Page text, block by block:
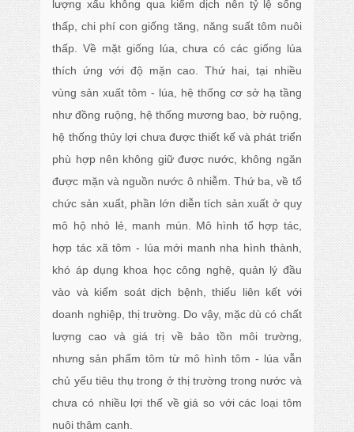
lượng xấu không qua kiểm dịch nên tỷ lệ sống
thấp, chi phí con giống tăng, năng suất tôm nuôi
thấp. Về mặt giống lúa, chưa có các giống lúa
thích ứng với độ mặn cao. Thứ hai, tại nhiều
vùng sản xuất tôm - lúa, hệ thống cơ sở hạ tầng
như đồng ruộng, hệ thống mương bao, bờ ruộng,
hệ thống thủy lợi chưa được thiết kế và phát triển
phù hợp nên không giữ được nước, không ngăn
được mặn và nguồn nước ô nhiễm. Thứ ba, về tổ
chức sản xuất, phần lớn diễn tích sản xuất ở quy
mô hộ nhỏ lẻ, manh mún. Mô hình tổ hợp tác,
hợp tác xã tôm - lúa mới manh nha hình thành,
khó áp dụng khoa học công nghệ, quản lý đầu
vào và kiểm soát dịch bệnh, thiếu liên kết với
doanh nghiệp, thị trường. Do vậy, mặc dù có chất
lượng cao và giá trị về bảo tồn môi trường,
nhưng sản phẩm tôm từ mô hình tôm - lúa vẫn
chủ yếu tiêu thụ trong ở thị trường trong nước và
chưa có nhiều lợi thế về giá so với các loại tôm
nuôi thâm canh.